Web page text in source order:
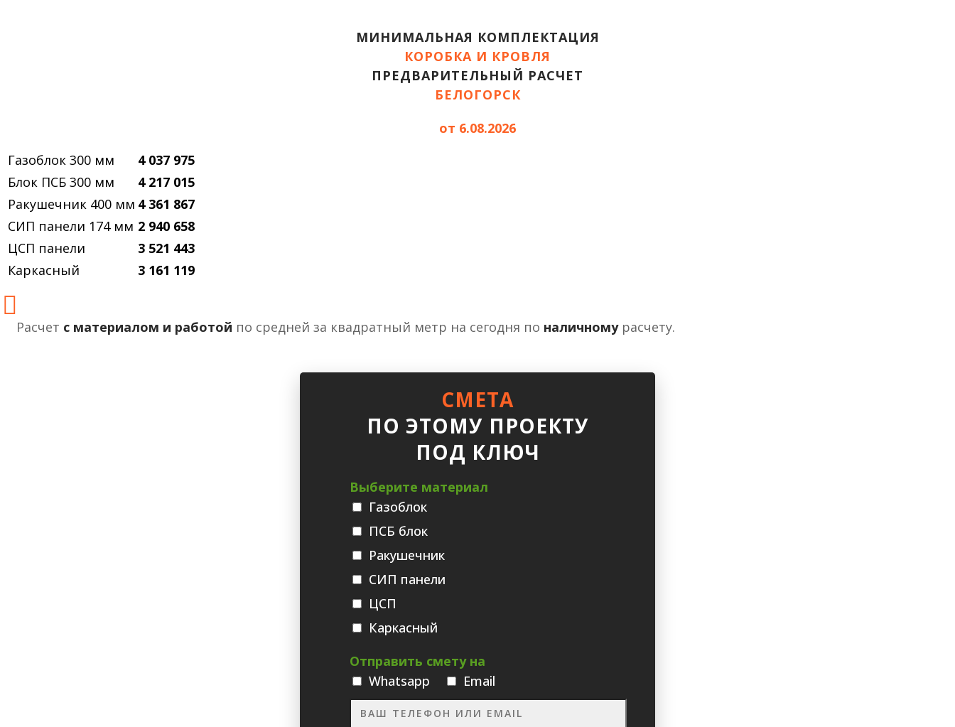
МИНИМАЛЬНАЯ КОМПЛЕКТАЦИЯ
КОРОБКА И КРОВЛЯ
ПРЕДВАРИТЕЛЬНЫЙ РАСЧЕТ
БЕЛОГОРСК
от 6.08.2026
Газоблок 300 мм
4 037 975
Блок ПСБ 300 мм
4 217 015
Ракушечник 400 мм 4 361 867
СИП панели 174 мм 2 940 658
ЦСП панели
3 521 443
Каркасный
3 161 119
Расчет с материалом и работой по средней за квадратный метр на сегодня по наличномурасчету.
СМЕТА
ПО ЭТОМУ ПРОЕКТУ
ПОД КЛЮЧ
Выберите материал
Газоблок
ПСБ блок
Ракушечник
СИП панели
ЦСП
Каркасный
Отправить смету на
Whatsаpp
Email